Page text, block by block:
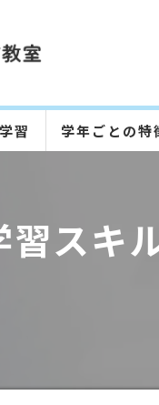
習 学年ごとの特
スキ